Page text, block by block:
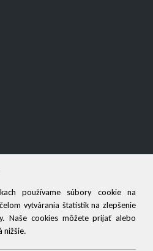
používame súbory cookie na
vytvárania štatistík na zlepšenie
Naše cookies môžete prijať alebo
nižšie.